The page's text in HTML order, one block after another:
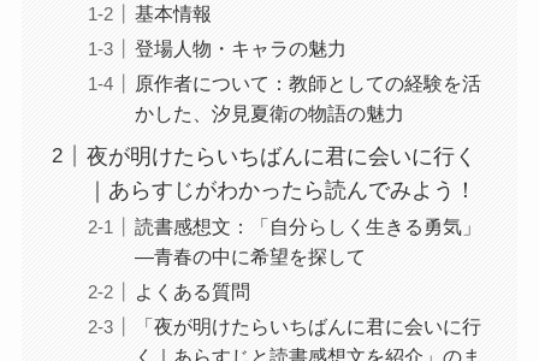
基本情報
登場人物・キャラの魅力
原作者について：教師としての経験を活
かした、汐見夏衛の物語の魅力
夜が明けたらいちばんに君に会いに行く
｜あらすじがわかったら読んでみよう！
読書感想文：「自分らしく生きる勇気」
—青春の中に希望を探して
よくある質問
「夜が明けたらいちばんに君に会いに行
く｜あらすじと読書感想文を紹介」のま